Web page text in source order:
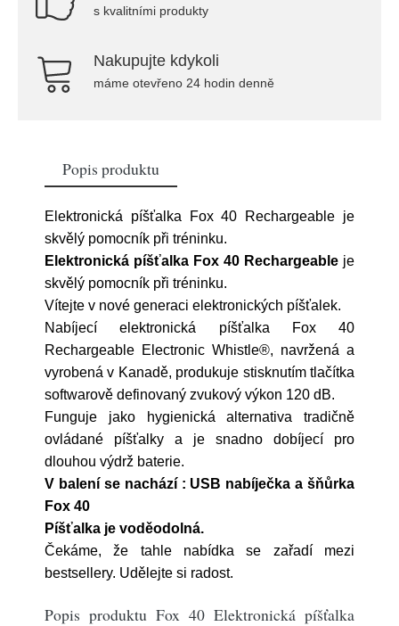
s kvalitními produkty
Nakupujte kdykoli
máme otevřeno 24 hodin denně
Popis produktu
Elektronická píšťalka Fox 40 Rechargeable je
skvělý pomocník při tréninku.
Elektronická píšťalka Fox 40 Rechargeable je
skvělý pomocník při tréninku.
Vítejte v nové generaci elektronických píšťalek.
Nabíjecí elektronická píšťalka Fox 40
Rechargeable Electronic Whistle®, navržená a
vyrobená v Kanadě, produkuje stisknutím tlačítka
softwarově definovaný zvukový výkon 120 dB.
Funguje jako hygienická alternativa tradičně
ovládané píšťalky a je snadno dobíjecí pro
dlouhou výdrž baterie.
V balení se nachází : USB nabíječka a šňůrka
Fox 40
Píšťalka je voděodolná.
Čekáme, že tahle nabídka se zařadí mezi
bestsellery. Udělejte si radost.
Popis produktu Fox 40 Elektronická píšťalka